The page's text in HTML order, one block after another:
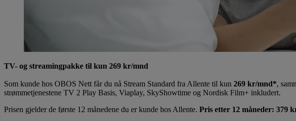
TV- og streamingpakke til kun 269 kr/mnd
Som kunde hos OBOS Nett får du nå Stream Standard fra Allente til kun 269 kr/mnd*,
strømmetjenestene TV 2 Play Basis, Viaplay, SkyShowtime og Nordisk Film+ inkludert.
Prisen gjelder de første 12 månedene du er kunde hos Allente. Pris etter 12 måneder: 379